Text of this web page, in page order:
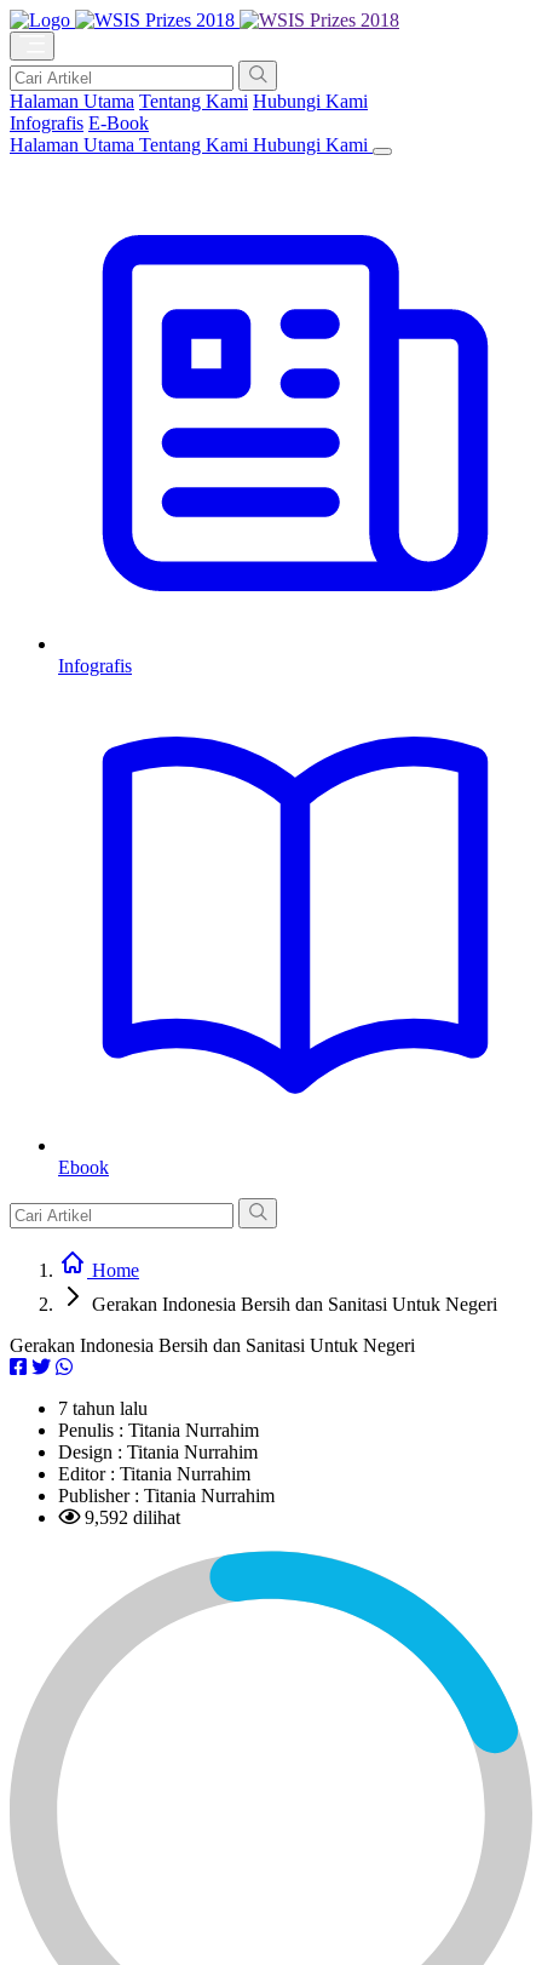
Halaman Utama Tentang Kami Hubungi Kami
Infografis E-Book
Halaman Utama Tentang Kami Hubungi Kami
Infografis
Ebook
Home
Gerakan Indonesia Bersih dan Sanitasi Untuk Negeri
Gerakan Indonesia Bersih dan Sanitasi Untuk Negeri
7 tahun lalu
Penulis : Titania Nurrahim
Design : Titania Nurrahim
Editor : Titania Nurrahim
Publisher : Titania Nurrahim
9,592 dilihat